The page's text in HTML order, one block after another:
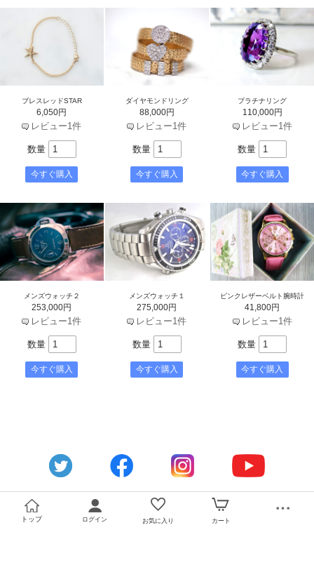
ブレスレッドSTAR
6,050円
レビュー1件
数量
ダイヤモンドリング
88,000円
レビュー1件
数量
プラチナリング
110,000円
レビュー1件
数量
メンズウォッチ２
253,000円
レビュー1件
数量
メンズウォッチ１
275,000円
レビュー1件
数量
ピンクレザーベルト腕時計
41,800円
レビュー1件
数量
トップ ログイン お気に入り カート